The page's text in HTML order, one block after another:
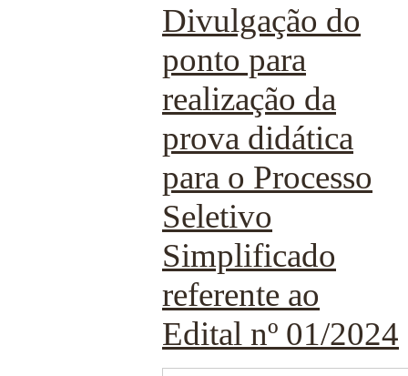
Divulgação do
ponto para
realização da
prova didática
para o Processo
Seletivo
Simplificado
referente ao
Edital nº 01/2024